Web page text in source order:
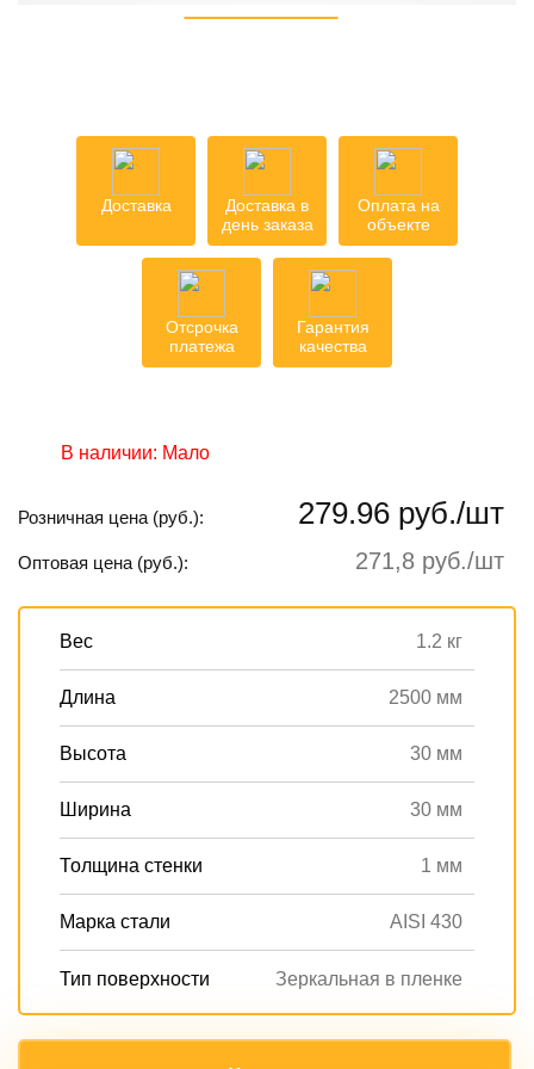
Доставка
Доставка в
день заказа
Оплата на
объекте
Отсрочка
платежа
Гарантия
качества
В наличии: Мало
Розничная цена (руб.): 279.96 руб./шт
Оптовая цена (руб.): 271,8 руб./шт
Вес 1.2 кг
Длина 2500 мм
Высота 30 мм
Ширина 30 мм
Толщина стенки 1 мм
Марка стали AISI 430
Тип поверхности Зеркальная в пленке